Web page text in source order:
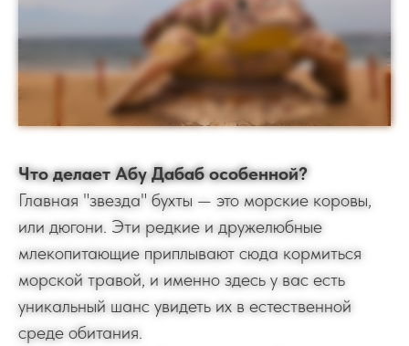
Что делает Абу Дабаб особенной?
Главная "звезда" бухты — это морские коровы,
или дюгони. Эти редкие и дружелюбные
млекопитающие приплывают сюда кормиться
морской травой, и именно здесь у вас есть
уникальный шанс увидеть их в естественной
среде обитания.